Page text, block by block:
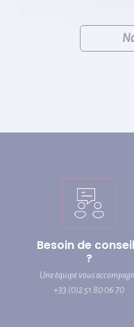
Besoin de
?
Une équipe vous
+33 (0)2 51 80 06 70